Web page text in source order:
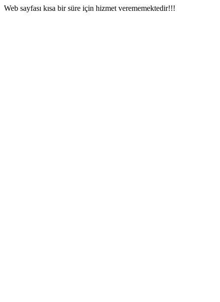
Web sayfası kısa bir süre için hizmet verememektedir!!!